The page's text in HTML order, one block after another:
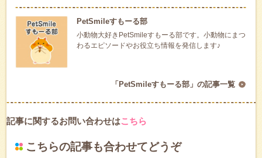
PetSmileすもーる部
小動物大好きPetSmileすもーる部です。小動物にまつ
わるエピソードやお役立ち情報を発信します♪
「PetSmileすもーる部」の記事一覧
記事に関するお問い合わせはこちら
こちらの記事も合わせてどうぞ